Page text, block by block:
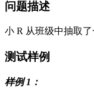
问题描述
小 R 从班级中抽取
测试样例
样例 1：